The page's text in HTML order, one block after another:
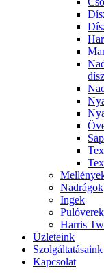
Nadrágok
Ingek
Harris
Üzleteink
Szolgáltatásaink
Kapcsolat